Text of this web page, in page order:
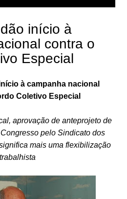
início à
contra o
Especial
à campanha nacional
Coletivo Especial
aprovação de anteprojeto de
pelo Sindicato dos
mais uma flexibilização
trabalhista